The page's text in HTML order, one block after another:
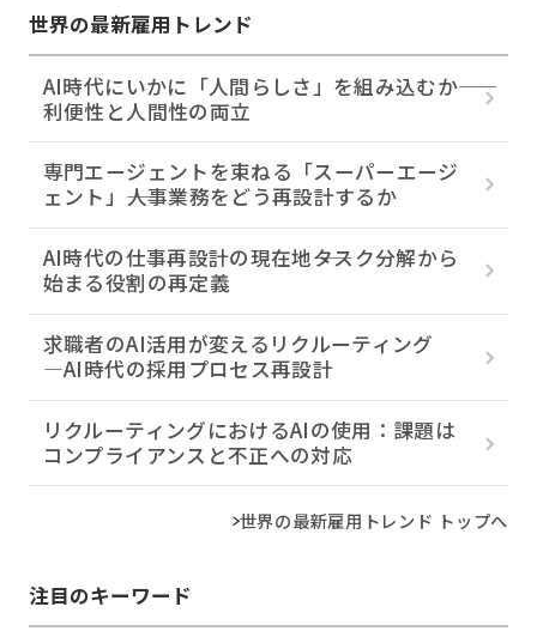
世界の最新雇用トレンド
AI時代にいかに「人間らしさ」を組み込むか――
利便性と人間性の両立
専門エージェントを束ねる「スーパーエージ
ェント」――人事業務をどう再設計するか
AI時代の仕事再設計の現在地――タスク分解から
始まる役割の再定義
求職者のAI活用が変えるリクルーティング
―AI時代の採用プロセス再設計
リクルーティングにおけるAIの使用：課題は
コンプライアンスと不正への対応
世界の最新雇用トレンド トップへ
注目のキーワード